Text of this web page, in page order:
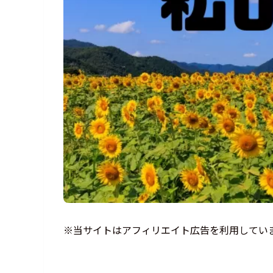
※当サイトはアフィリエイト広告を利用してい